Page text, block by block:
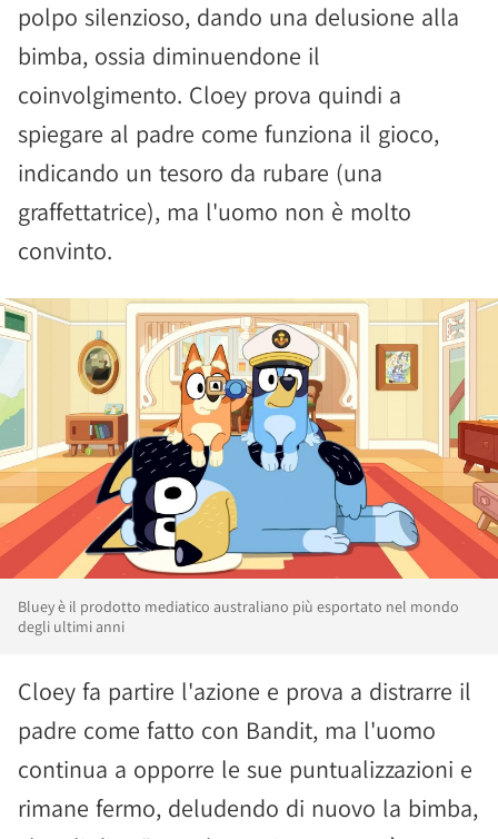
polpo silenzioso, dando una delusione alla
bimba, ossia diminuendone il
coinvolgimento. Cloey prova quindi a
spiegare al padre come funziona il gioco,
indicando un tesoro da rubare (una
graffettatrice), ma l'uomo non è molto
convinto.
Bluey è il prodotto mediatico australiano più esportato nel mondo
degli ultimi anni
Cloey fa partire l'azione e prova a distrarre il
padre come fatto con Bandit, ma l'uomo
continua a opporre le sue puntualizzazioni e
rimane fermo, deludendo di nuovo la bimba,